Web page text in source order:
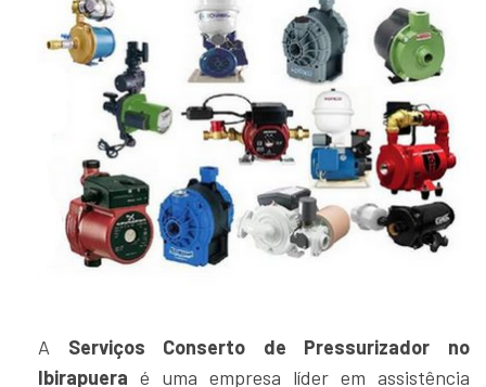
A Serviços Conserto de Pressurizador no
Ibirapuera é uma empresa líder em assistência